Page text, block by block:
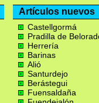
Artículos nuevos
Castellgormá
Pradilla de
Herrería
Barinas
Alió
Santurdejo
Berástegui
Fuensaldaña